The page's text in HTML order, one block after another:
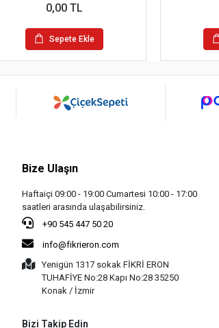
0,00 TL
Sepete Ekle
Bize Ulaşın
Haftaiçi 09:00 - 19:00 Cumartesi 10:00 - 17:00
saatleri arasında ulaşabilirsiniz.
+90 545 447 50 20
info@fikrieron.com
Yenigün 1317 sokak FİKRİ ERON
TUHAFİYE No:28 Kapı No:28 35250
Konak / İzmir
Bizi Takip Edin